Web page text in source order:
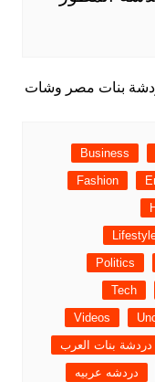
Business
Fashion
Politics
Tech
Videos
دردشة بنات العرب
دردشه عربيه